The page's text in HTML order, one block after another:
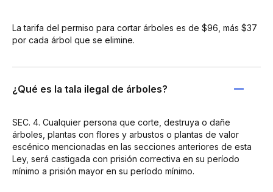
La tarifa del permiso para cortar árboles es de $96, más $37
por cada árbol que se elimine.
¿Qué es la tala ilegal de árboles?
SEC. 4. Cualquier persona que corte, destruya o dañe
árboles, plantas con flores y arbustos o plantas de valor
escénico mencionadas en las secciones anteriores de esta
Ley, será castigada con prisión correctiva en su período
mínimo a prisión mayor en su período mínimo.